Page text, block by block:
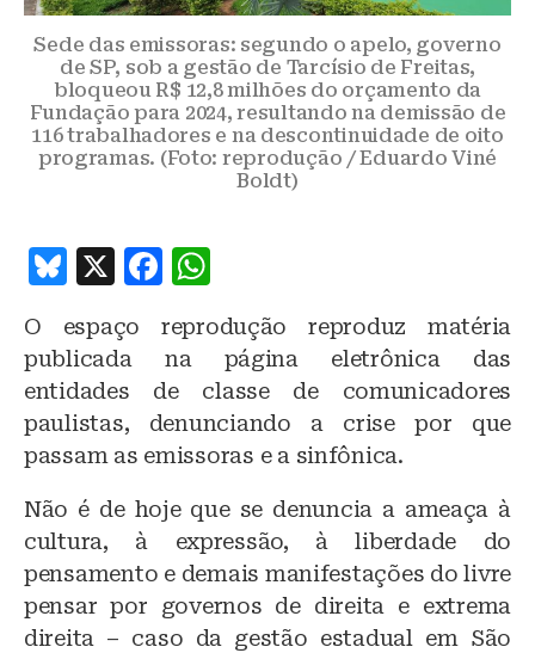
Sede das emissoras: segundo o apelo, governo
de SP, sob a gestão de Tarcísio de Freitas,
bloqueou R$ 12,8 milhões do orçamento da
Fundação para 2024, resultando na demissão de
116 trabalhadores e na descontinuidade de oito
programas. (Foto: reprodução / Eduardo Viné
Boldt)
B
e
s
k
y
X
F
c
e
b
o
o
k
at
s
A
p
p
O espaço reprodução reproduz matéria
publicada na página eletrônica das
entidades de classe de comunicadores
paulistas, denunciando a crise por que
passam as emissoras e a sinfônica.
Não é de hoje que se denuncia a ameaça à
cultura, à expressão, à liberdade do
pensamento e demais manifestações do livre
pensar por governos de direita e extrema
direita – caso da gestão estadual em São